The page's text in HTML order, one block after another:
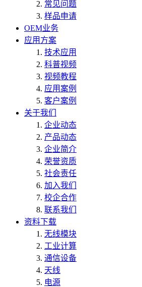
常见问题
样品申请
OEM业务
应用方案
技术应用
科普视频
视频教程
应用案例
客户案例
关于我们
企业动态
产品动态
企业简介
荣誉资质
社会责任
加入我们
校企合作
联系我们
资料下载
无线模块
工业计算
通信设备
天线
电源